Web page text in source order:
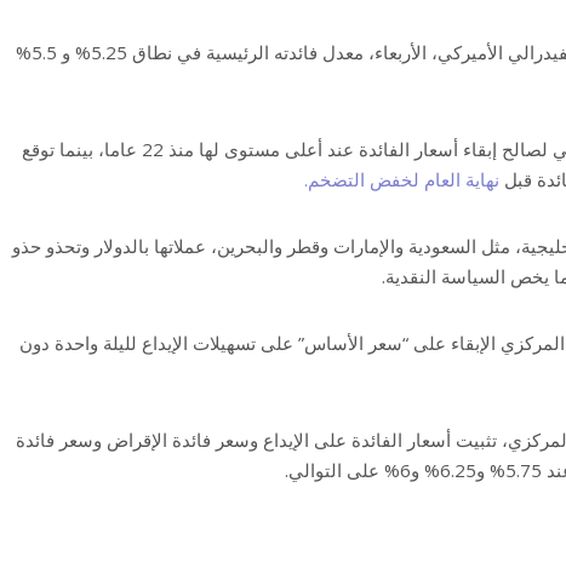
أبقى بنك الاحتياطي الفيدرالي الأميركي، الأربعاء، معدل فائدته الرئيسية في نطاق 5.25% و 5.5%
وصوت أعضاء الفيدرالي لصالح إبقاء أسعار الفائدة عند أعلى مستوى لها منذ 22 عاما، بينما توقع
قبل نهاية العام لخفض التضخم.
مثل السعودية والإمارات وقطر والبحرين، عملاتها بالدولار وتحذو حذو
يخص السياسة النقدية.
الإبقاء على “سعر الأساس” على تسهيلات الإيداع لليلة واحدة دون
تثبيت أسعار الفائدة على الإيداع وسعر فائدة الإقراض وسعر فائدة